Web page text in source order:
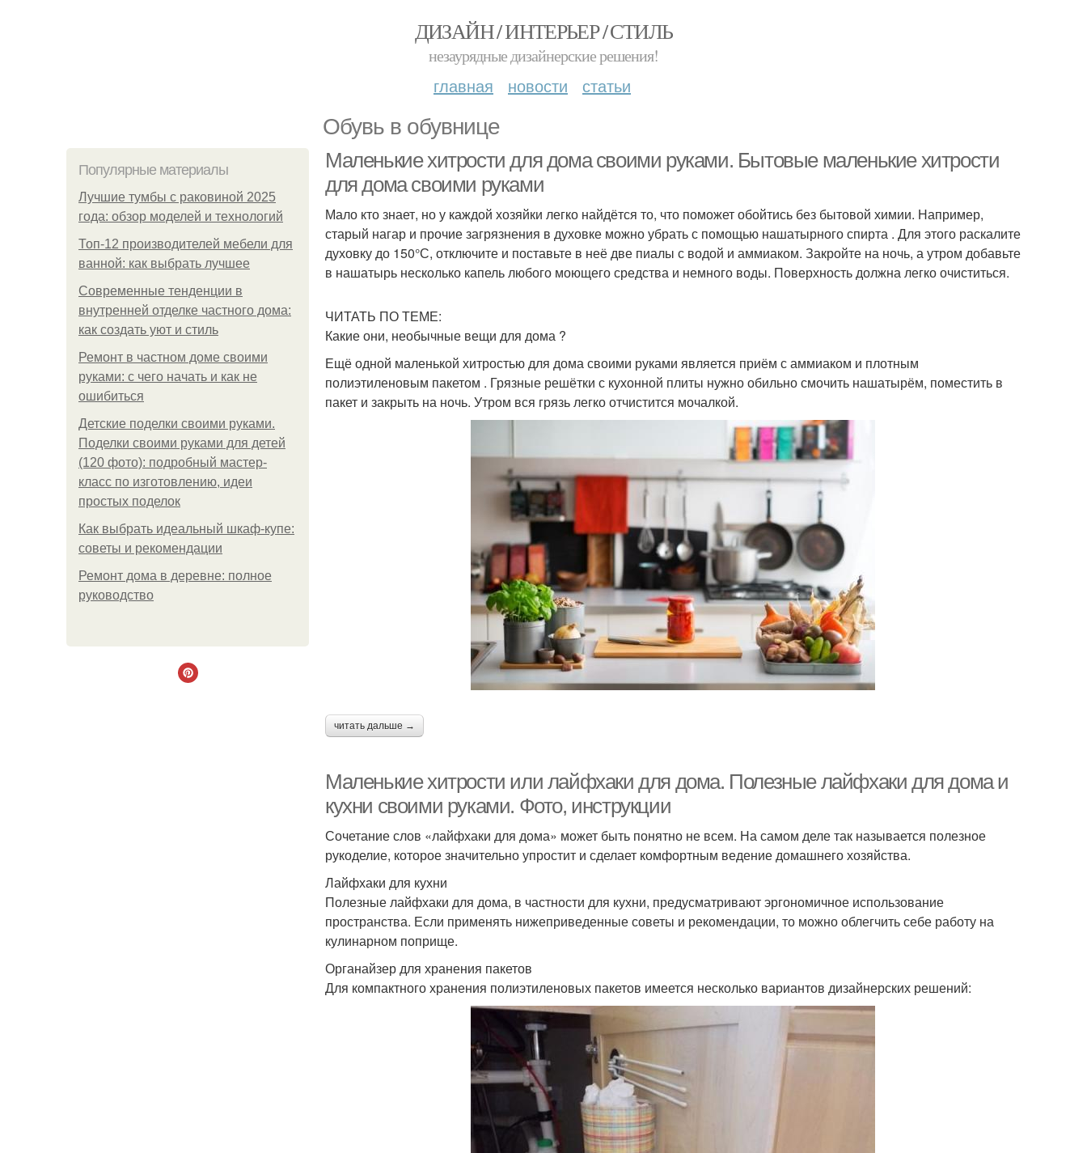
ДИЗАЙН / ИНТЕРЬЕР / СТИЛЬ
незаурядные дизайнерские решения!
главная новости статьи
Обувь в обувнице
Популярные материалы
Лучшие тумбы с раковиной 2025
года: обзор моделей и технологий
Топ-12 производителей мебели для
ванной: как выбрать лучшее
Современные тенденции в
внутренней отделке частного дома:
как создать уют и стиль
Ремонт в частном доме своими
руками: с чего начать и как не
ошибиться
Детские поделки своими руками.
Поделки своими руками для детей
(120 фото): подробный мастер-
класс по изготовлению, идеи
простых поделок
Как выбрать идеальный шкаф-купе:
советы и рекомендации
Ремонт дома в деревне: полное
руководство
Маленькие хитрости для дома своими руками. Бытовые маленькие хитрости
для дома своими руками
Мало кто знает, но у каждой хозяйки легко найдётся то, что поможет обойтись без бытовой химии. Например,
старый нагар и прочие загрязнения в духовке можно убрать с помощью нашатырного спирта . Для этого раскалите
духовку до 150°С, отключите и поставьте в неё две пиалы с водой и аммиаком. Закройте на ночь, а утром добавьте
в нашатырь несколько капель любого моющего средства и немного воды. Поверхность должна легко очиститься.
ЧИТАТЬ ПО ТЕМЕ:
Какие они, необычные вещи для дома ?
Ещё одной маленькой хитростью для дома своими руками является приём с аммиаком и плотным
полиэтиленовым пакетом . Грязные решётки с кухонной плиты нужно обильно смочить нашатырём, поместить в
пакет и закрыть на ночь. Утром вся грязь легко отчистится мочалкой.
читать дальше →
Маленькие хитрости или лайфхаки для дома. Полезные лайфхаки для дома и
кухни своими руками. Фото, инструкции
Сочетание слов «лайфхаки для дома» может быть понятно не всем. На самом деле так называется полезное
рукоделие, которое значительно упростит и сделает комфортным ведение домашнего хозяйства.
Лайфхаки для кухни
Полезные лайфхаки для дома, в частности для кухни, предусматривают эргономичное использование
пространства. Если применять нижеприведенные советы и рекомендации, то можно облегчить себе работу на
кулинарном поприще.
Органайзер для хранения пакетов
Для компактного хранения полиэтиленовых пакетов имеется несколько вариантов дизайнерских решений: